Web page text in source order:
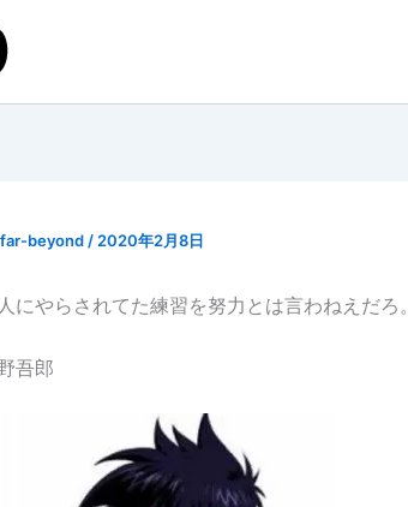
far-beyond / 2020年2月8日
にやらされてた練習を努力とは言わねえだろ。
吾郎